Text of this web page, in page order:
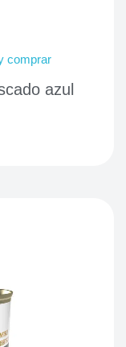
comprar
azul